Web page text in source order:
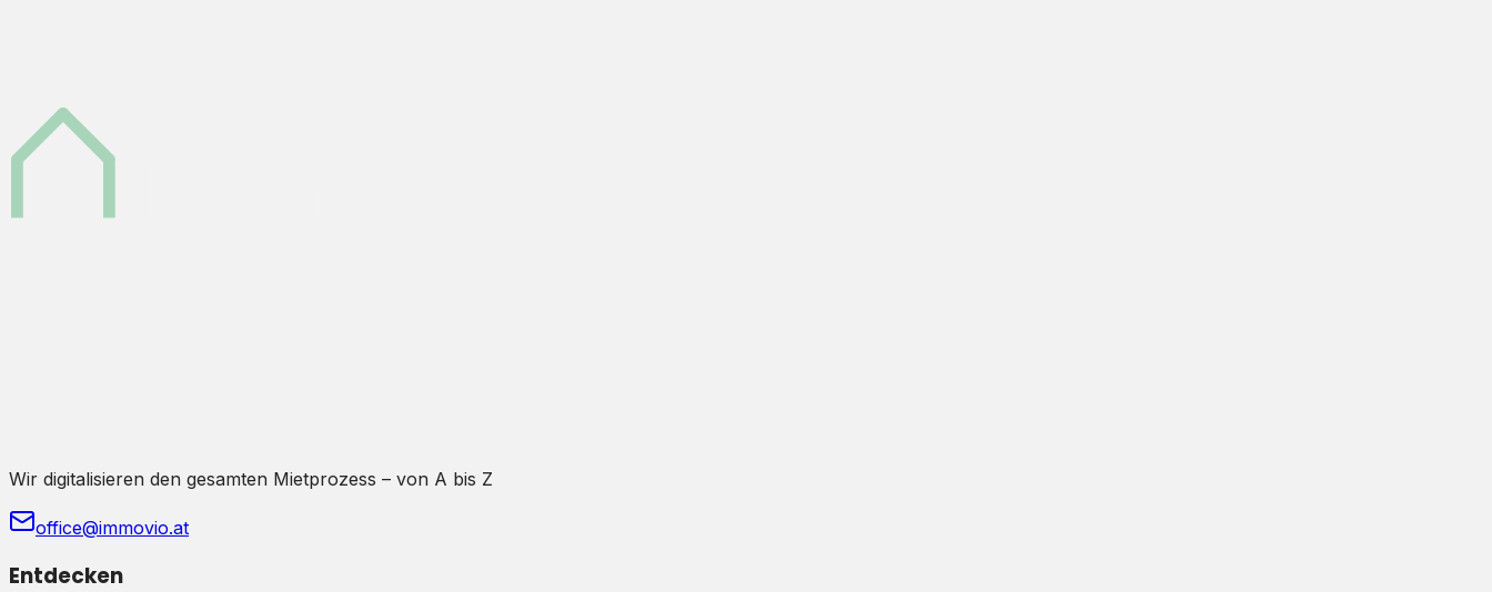
Wir digitalisieren den gesamten Mietprozess – von A bis Z
office@immovio.at
Entdecken